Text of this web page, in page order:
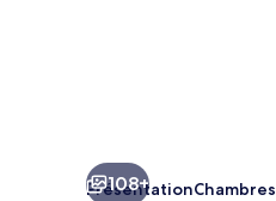
108+
PrésentationChambres